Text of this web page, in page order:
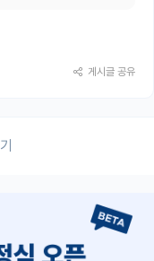
게시글 공유